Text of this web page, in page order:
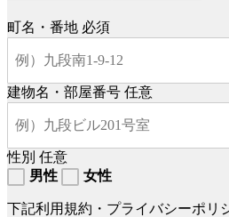
町名・番地 必須
建物名・部屋番号 任意
性別 任意
男性
女性
下記利用規約・プライバシーポリ